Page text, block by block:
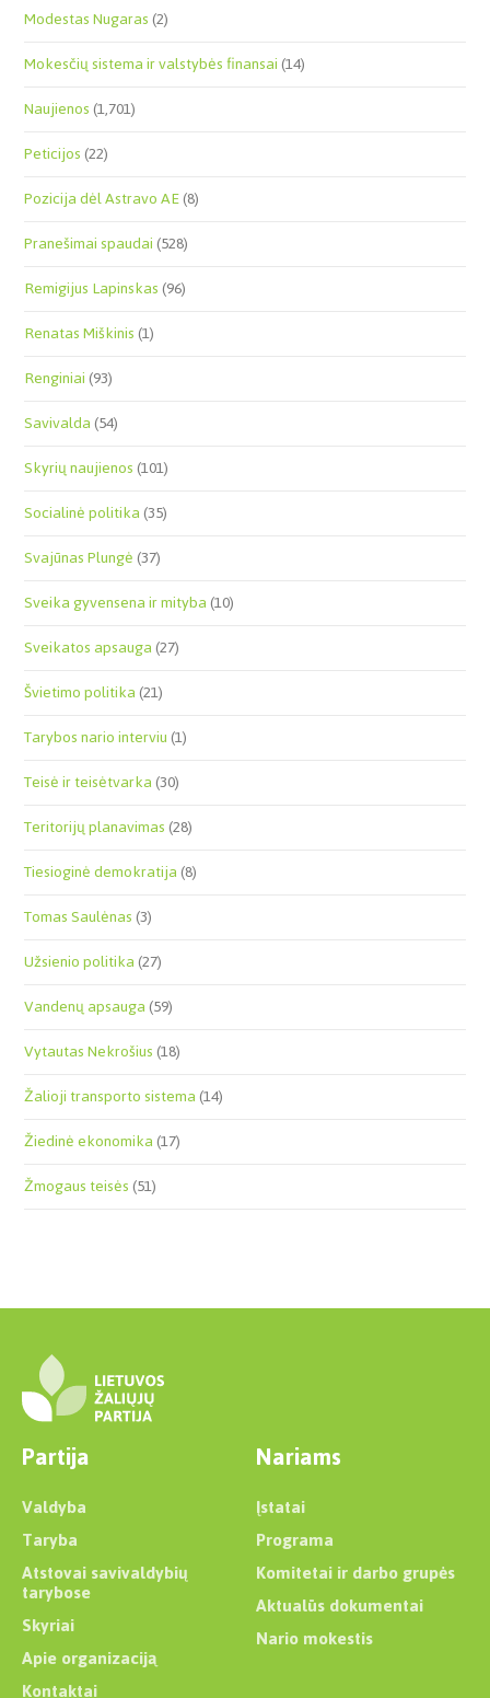
Modestas Nugaras(2)
Mokesčių sistema ir valstybės finansai(14)
Naujienos(1,701)
Peticijos(22)
Pozicija dėl Astravo AE(8)
Pranešimai spaudai(528)
Remigijus Lapinskas(96)
Renatas Miškinis(1)
Renginiai(93)
Savivalda(54)
Skyrių naujienos(101)
Socialinė politika(35)
Svajūnas Plungė(37)
Sveika gyvensena ir mityba(10)
Sveikatos apsauga(27)
Švietimo politika(21)
Tarybos nario interviu(1)
Teisė ir teisėtvarka(30)
Teritorijų planavimas(28)
Tiesioginė demokratija(8)
Tomas Saulėnas(3)
Užsienio politika(27)
Vandenų apsauga(59)
Vytautas Nekrošius(18)
Žalioji transporto sistema(14)
Žiedinė ekonomika(17)
Žmogaus teisės(51)
Partija
Valdyba
Taryba
Atstovai savivaldybių
tarybose
Skyriai
Apie organizaciją
Nariams
Įstatai
Programa
Komitetai ir darbo grupės
Aktualūs dokumentai
Nario mokestis